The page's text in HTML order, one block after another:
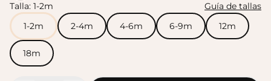
Talla: 1-2m
Guía de tallas
1-2m
2-4m 4-6m 6-9m 12m
18m
Sandalias Maui MC
$140.000
Sandalias SUN
$140.000